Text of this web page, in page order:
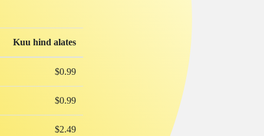
Kuu hind alates
$0.99
$0.99
$2.49